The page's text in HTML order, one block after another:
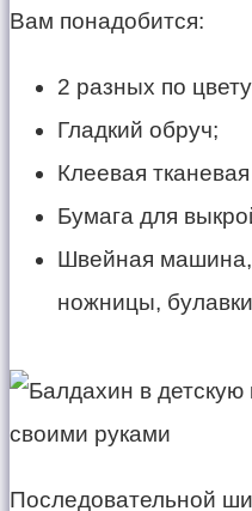
Вам понадобится:
2 разных по
Гладкий обруч;
Клеевая
Бумага для
Швейная машина,
ножницы,
Последовательной